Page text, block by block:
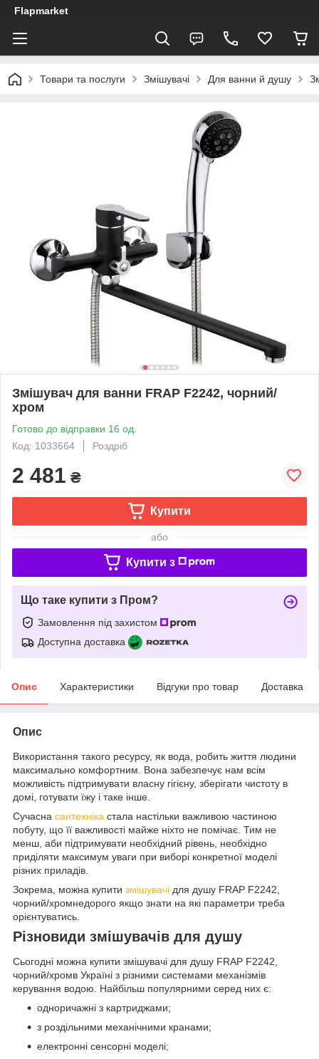
Flapmarket
Товари та послуги Змішувачі Для ванни й душу
Змішувач для ванни FRAP F2242, чорний/
хром
Готово до відправки 16 од.
Код: 1033664
Роздріб
2 481 ₴
Купити
або
Купити з
Що таке купити з Пром?
Замовлення під захистом
Доступна доставка
Опис Характеристики Відгуки про товар Доставка
Опис
Використання такого ресурсу, як вода, робить життя людини
максимально комфортним. Вона забезпечує нам всім
можливість підтримувати власну гігієну, зберігати чистоту в
домі, готувати їжу і таке інше.
Сучасна сантехніка стала настільки важливою частиною
побуту, що її важливості майже ніхто не помічає. Тим не
менш, аби підтримувати необхідний рівень, необхідно
приділяти максимум уваги при виборі конкретної моделі
різних приладів.
Зокрема, можна купити змішувачі для душу FRAP F2242,
чорний/хромнедорого якщо знати на які параметри треба
орієнтуватись.
Різновиди змішувачів для душу
Сьогодні можна купити змішувачі для душу FRAP F2242,
чорний/хромв Україні з різними системами механізмів
керування водою. Найбільш популярними серед них є:
одноричажні з картриджами;
з роздільними механічними кранами;
електронні сенсорні моделі;